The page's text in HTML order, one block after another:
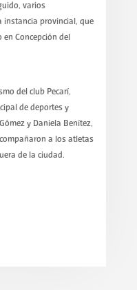
varios
instancia provincial, que
Concepción del
del club Pecarí,
de deportes y
y Daniela Benítez,
a los atletas
de la ciudad.